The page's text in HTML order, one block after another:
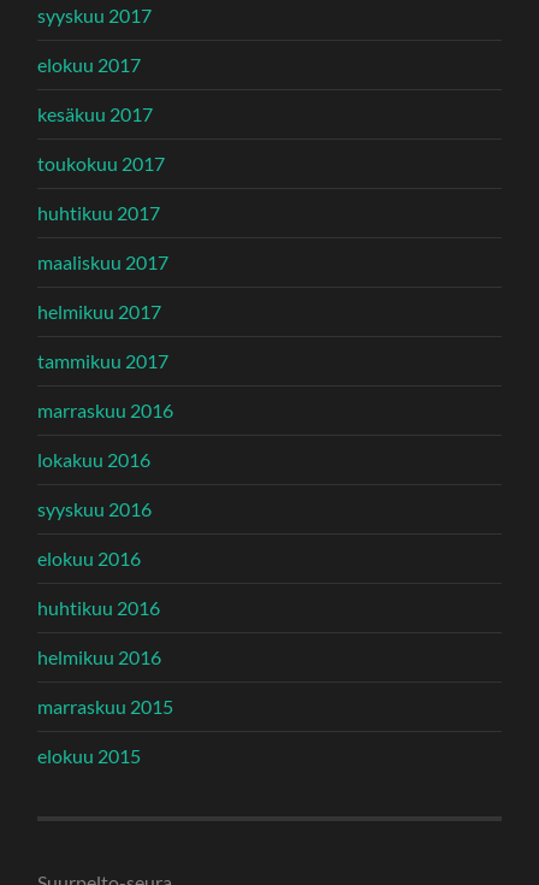
syyskuu 2017
elokuu 2017
kesäkuu 2017
toukokuu 2017
huhtikuu 2017
maaliskuu 2017
helmikuu 2017
tammikuu 2017
marraskuu 2016
lokakuu 2016
syyskuu 2016
elokuu 2016
huhtikuu 2016
helmikuu 2016
marraskuu 2015
elokuu 2015